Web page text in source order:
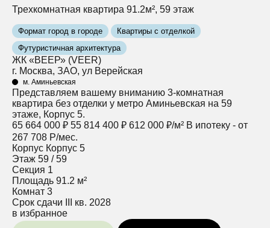
Трехкомнатная квартира 91.2м², 59 этаж
Формат город в городе
Квартиры с отделкой
Футуристичная архитектура
ЖК «ВЕЕР» (VEER)
г. Москва, ЗАО, ул Верейская
м. Аминьевская
Представляем вашему вниманию 3-комнатная
квартира без отделки у метро Аминьевская на 59
этаже, Корпус 5.
65 664 000 ₽ 55 814 400 ₽ 612 000 ₽/м² В ипотеку - от
267 708 Р/мес.
Корпус Корпус 5
Этаж 59 / 59
Секция 1
Площадь 91.2 м²
Комнат 3
Срок сдачи
III кв. 2028
в избранное